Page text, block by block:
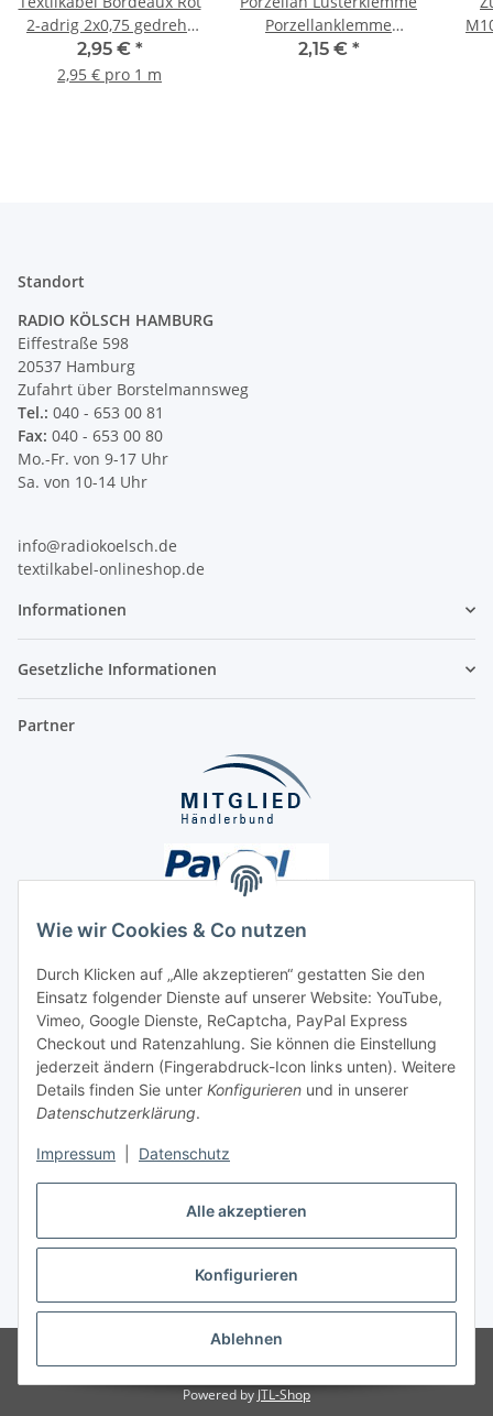
Alle akzeptieren
Konfigurieren
Ablehnen
Wie wir Cookies & Co nutzen
Durch Klicken auf „Alle akzeptieren“ gestatten Sie den
Einsatz folgender Dienste auf unserer Website: YouTube,
Vimeo, Google Dienste, ReCaptcha, PayPal Express
Checkout und Ratenzahlung. Sie können die Einstellung
jederzeit ändern (Fingerabdruck-Icon links unten). Weitere
Details finden Sie unter Konfigurieren und in unserer
Datenschutzerklärung.
Impressum Datenschutz
2-adrig 2x0,75 gedreht
verseilt
2,95 € *
2,95 € pro 1 m
Porzellanklemme
18x21x15,5mm weiß
2,15 € *
Standort
RADIO KÖLSCH HAMBURG
Eiffestraße 598
20537 Hamburg
Zufahrt über Borstelmannsweg
Tel.: 040 - 653 00 81
Fax: 040 - 653 00 80
Mo.-Fr. von 9-17 Uhr
Sa. von 10-14 Uhr
info@radiokoelsch.de
textilkabel-onlineshop.de
Informationen
Gesetzliche Informationen
Partner
Unsere Seiten
Social Media
Vertrag widerrufen
* Alle Preise inkl. gesetzlicher USt., ** siehe Lieferbedingungen, zzgl.
Versand
Powered by JTL-Shop